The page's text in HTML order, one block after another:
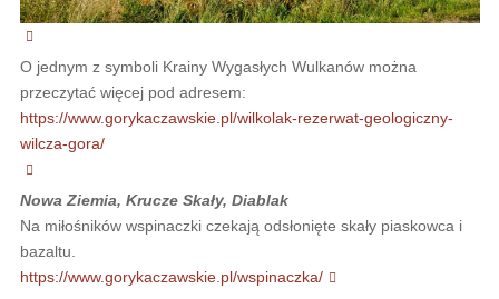
O jednym z symboli Krainy Wygasłych Wulkanów można
przeczytać więcej pod adresem:
https://www.gorykaczawskie.pl/wilkolak-rezerwat-geologiczny-
wilcza-gora/
Nowa Ziemia, Krucze Skały, Diablak
Na miłośników wspinaczki czekają odsłonięte skały piaskowca i
bazaltu.
https://www.gorykaczawskie.pl/wspinaczka/